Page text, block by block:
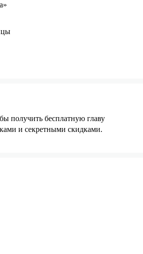
получить бесплатную главу
и секретными скидками.